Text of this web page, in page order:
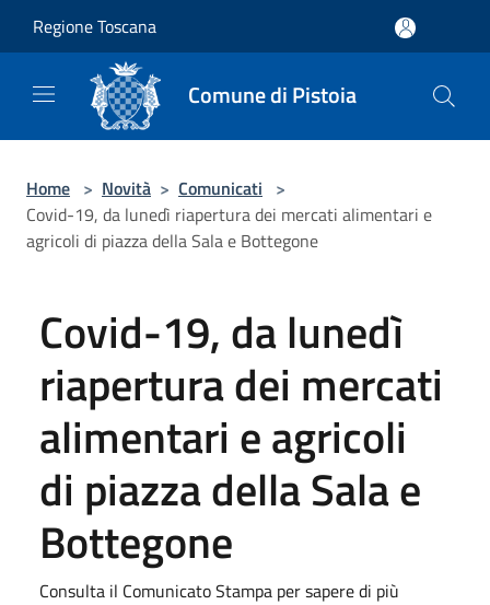
Regione Toscana
Comune di Pistoia
Home > Novità > Comunicati >
Covid-19, da lunedì riapertura dei mercati alimentari e
agricoli di piazza della Sala e Bottegone
Covid-19, da lunedì
riapertura dei mercati
alimentari e agricoli
di piazza della Sala e
Bottegone
Consulta il Comunicato Stampa per sapere di più